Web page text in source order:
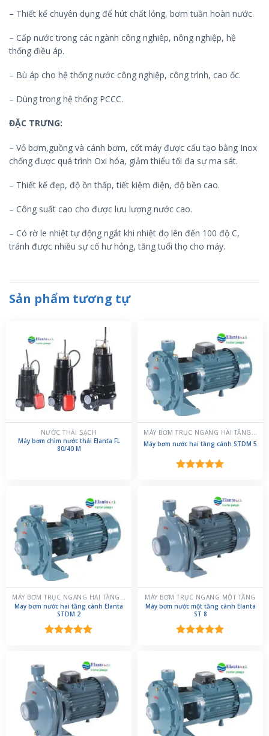
– Thiết kế chuyên dụng để hút chất lỏng, bơm tuần hoàn nước.
– Cấp nước trong các ngành công nghiêp, nông nghiệp, hệ
thống điều áp.
– Bù áp cho hệ thống nước công nghiệp, công trình, cao ốc.
– Dùng trong hệ thống PCCC.
ĐẶC TRƯNG:
– Vỏ bơm,guồng và cánh bơm, cốt máy được cấu tạo bằng Inox
chống được quá trình Oxi hóa, giảm thiểu tối đa sự ma sát.
– Thiết kế đẹp, độ ồn thấp, tiết kiệm điện, độ bền cao.
– Công suất cao cho được lưu lượng nước cao.
– Có rờ le nhiệt tự động ngắt khi nhiệt đọ lên đến 100 độ C,
tránh được nhiều sự cố hư hỏng, tăng tuổi thọ cho máy.
Sản phẩm tương tự
NƯỚC THẢI SẠCH
Máy bơm chìm nước thải Elanta FL
80/40 M
MÁY BƠM TRỤC NGANG HAI TẦNG CÁNH
Máy bơm nước hai tầng cánh STDM 5
MÁY BƠM TRỤC NGANG HAI TẦNG CÁNH
Máy bơm nước hai tầng cánh Elanta
STDM 2
MÁY BƠM TRỤC NGANG MỘT TẦNG
Máy bơm nước một tầng cánh Elanta
ST 8